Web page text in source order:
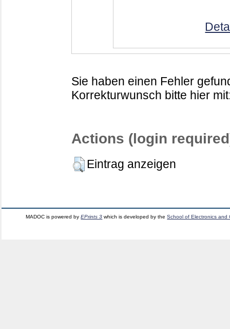
Sie haben einen Fehler
Korrekturwunsch bitte hier
Actions (login
Eintrag anzeigen
MADOC is powered byEPrints 3 which is developed by theSchool of Electronics and